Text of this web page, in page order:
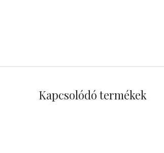
Kapcsolódó termékek